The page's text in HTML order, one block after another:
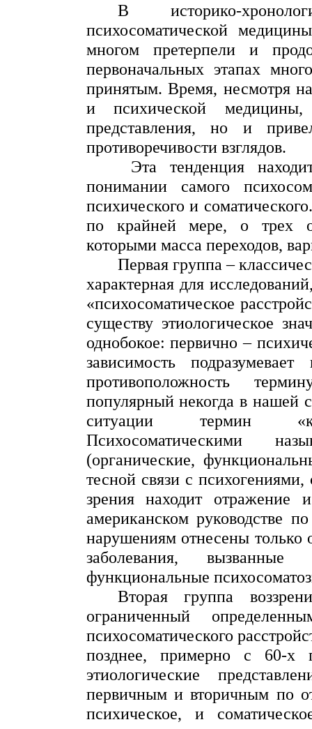
В историко-
психосоматической
многом претерпели и
первоначальных этапах
принятым. Время, несмотря
и психической
представления, но и
противоречивости взглядов.
Эта тенденция
понимании самого
психического и
по крайней мере, о трех
которыми масса переходов,
Первая группа –
характерная для
«психосоматическое
существу этиологическое
однобокое: первично –
зависимость
противоположность
популярный некогда в нашей
ситуации термин «
Психосоматическими
(органические,
тесной связи с
зрения находит
американском руководстве
нарушениям отнесены только
заболевания,
функциональные
Вторая группа
ограниченный
психосоматического
позднее, примерно с 60-х
этиологические
первичным и вторичным по
психическое, и